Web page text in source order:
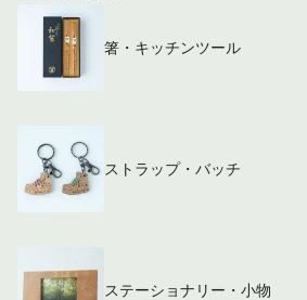
箸・キッチンツール
ストラップ・バッチ
ステーショナリー・小物